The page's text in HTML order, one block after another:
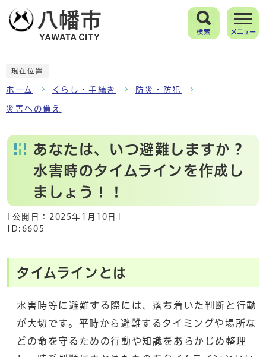
検索 メニュー
現在位置
ホーム くらし・手続き 防災・防犯
災害への備え
あなたは、いつ避難しますか？
水害時のタイムラインを作成し
ましょう！！
[公開日： 2025年1月10日
ID:6605
タイムラインとは
水害時等に避難する際には、落ち着いた判断と行動
が大切です。平時から避難するタイミングや場所な
どの命を守るための行動や知識をあらかじめ整理